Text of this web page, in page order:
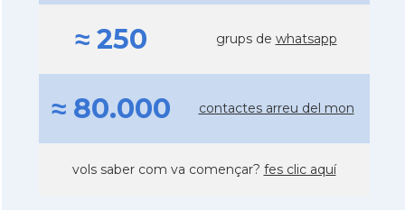
≈ 250 grups de whatsapp
≈ 80.000 contactes arreu del mon
vols saber com va començar? fes clic aquí